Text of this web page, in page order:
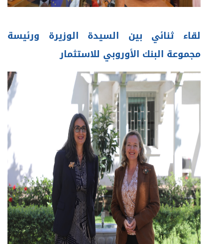
لقاء ثنائي بين السيدة الوزيرة ورئيسة
مجموعة البنك الأوروبي للاستثمار